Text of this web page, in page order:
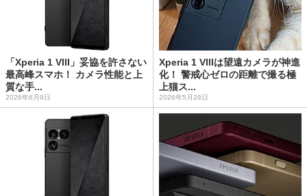
「Xperia 1 VIII」妥協を許さない
最高峰スマホ！ カメラ性能と上
質な手...
2026年6月9日
Xperia 1 VIIIは望遠カメラが神進
化！ 警戒心ゼロの距離で撮る極
上猫ス...
2026年5月28日